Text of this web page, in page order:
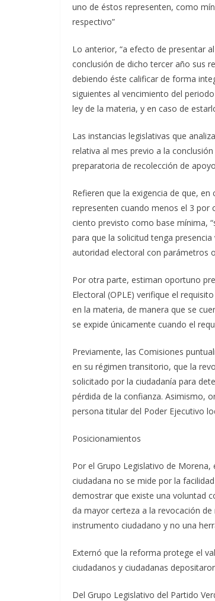
uno de éstos representen, como
respectivo”
Lo anterior, “a efecto de presentar
conclusión de dicho tercer año sus
debiendo éste calificar de forma
siguientes al vencimiento del
ley de la materia, y en caso de
Las instancias legislativas que
relativa al mes previo a la
preparatoria de recolección de
Refieren que la exigencia de que,
representen cuando menos el 3 por
ciento previsto como base mínima,
para que la solicitud tenga
autoridad electoral con parámetros
Por otra parte, estiman oportuno
Electoral (OPLE) verifique el
en la materia, de manera que se
se expide únicamente cuando el
Previamente, las Comisiones
en su régimen transitorio, que la
solicitado por la ciudadanía para
pérdida de la confianza. Asimismo,
persona titular del Poder Ejecutivo
Posicionamientos
Por el Grupo Legislativo de Morena,
ciudadana no se mide por la
demostrar que existe una voluntad
da mayor certeza a la revocación
instrumento ciudadano y no una
Externó que la reforma protege el
ciudadanos y ciudadanas
Del Grupo Legislativo del Partido